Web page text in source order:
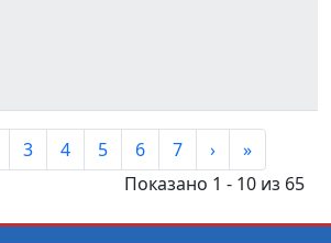
3 4 5 6 7 ›
»
Показано 1 - 10 из 65